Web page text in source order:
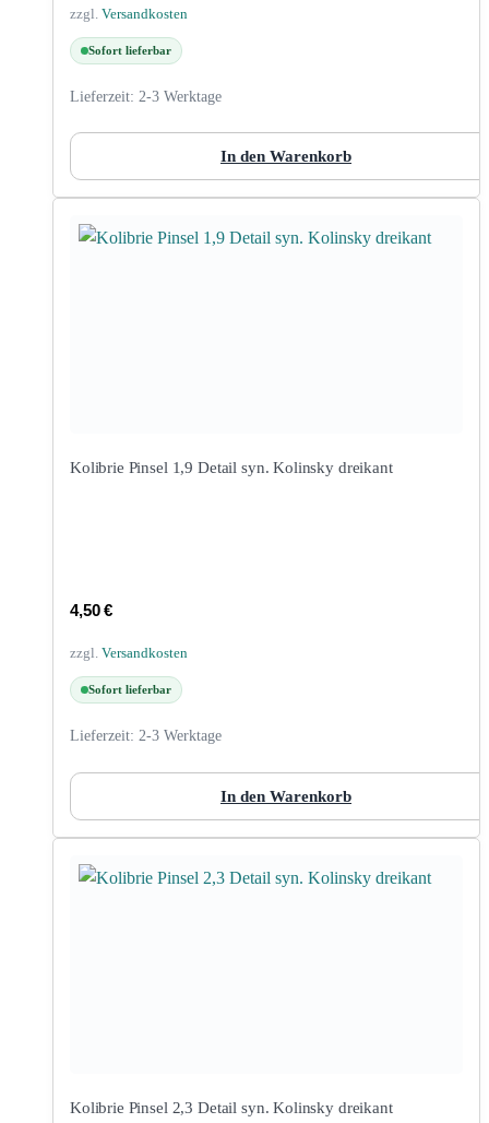
zzgl. Versandkosten
Sofort lieferbar
Lieferzeit: 2-3 Werktage
In den Warenkorb
Kolibrie Pinsel 1,9 Detail syn. Kolinsky dreikant
4,50€
zzgl. Versandkosten
Sofort lieferbar
Lieferzeit: 2-3 Werktage
In den Warenkorb
Kolibrie Pinsel 2,3 Detail syn. Kolinsky dreikant